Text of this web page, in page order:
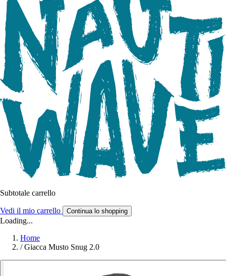
Subtotale carrello
Vedi il mio carrello Continua lo shopping
Loading...
Home
/ Giacca Musto Snug 2.0